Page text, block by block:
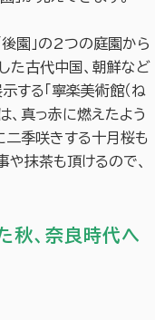
後園」の2つの庭園から
た古代中国、朝鮮など
する「寧楽美術館（ね
、真っ赤に燃えたよう
二季咲きする十月桜も
や抹茶も頂けるので、
秋、奈良時代へ